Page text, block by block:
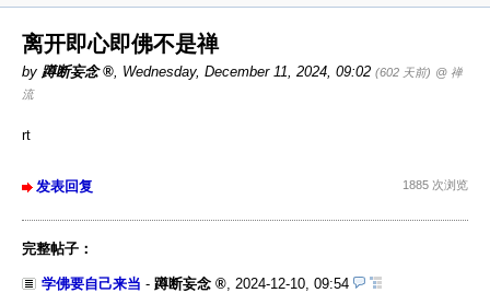
离开即心即佛不是禅
by 蹲断妄念 , Wednesday, December 11, 2024, 09:02 (602 天前) @ 禅
流
rt
发表回复 1885 次浏览
完整帖子：
学佛要自己来当 - 蹲断妄念
2024-12-10, 09:54